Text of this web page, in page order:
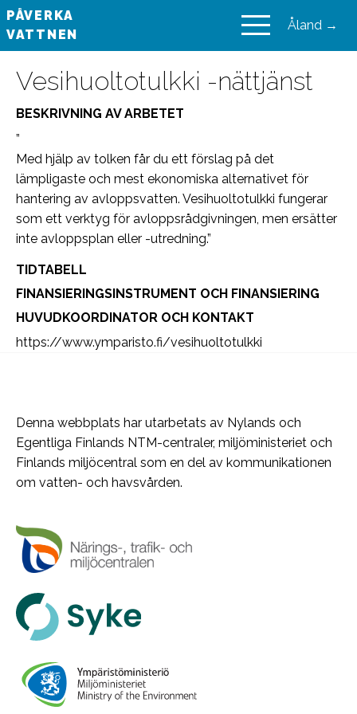
PÅVERKA
VATTNEN
Åland →
Vesihuoltotulkki -nättjänst
BESKRIVNING AV ARBETET
”
Med hjälp av tolken får du ett förslag på det
lämpligaste och mest ekonomiska alternativet för
hantering av avloppsvatten. Vesihuoltotulkki fungerar
som ett verktyg för avloppsrådgivningen, men ersätter
inte avloppsplan eller -utredning.”
TIDTABELL
FINANSIERINGSINSTRUMENT OCH FINANSIERING
HUVUDKOORDINATOR OCH KONTAKT
https://www.ymparisto.fi/vesihuoltotulkki
Denna webbplats har utarbetats av Nylands och
Egentliga Finlands NTM-centraler, miljöministeriet och
Finlands miljöcentral som en del av kommunikationen
om vatten- och havsvården.